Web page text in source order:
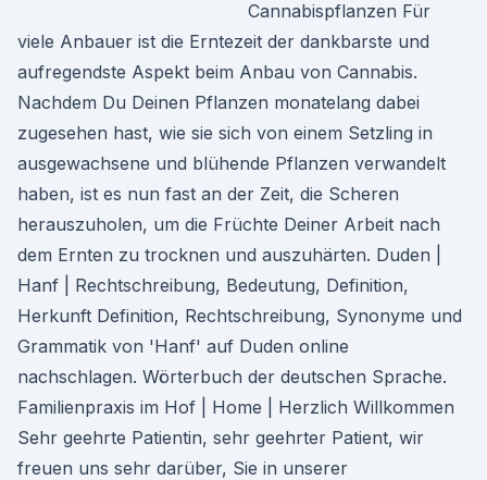
Cannabispflanzen Für
viele Anbauer ist die Erntezeit der dankbarste und
aufregendste Aspekt beim Anbau von Cannabis.
Nachdem Du Deinen Pflanzen monatelang dabei
zugesehen hast, wie sie sich von einem Setzling in
ausgewachsene und blühende Pflanzen verwandelt
haben, ist es nun fast an der Zeit, die Scheren
herauszuholen, um die Früchte Deiner Arbeit nach
dem Ernten zu trocknen und auszuhärten. Duden |
Hanf | Rechtschreibung, Bedeutung, Definition,
Herkunft Definition, Rechtschreibung, Synonyme und
Grammatik von 'Hanf' auf Duden online
nachschlagen. Wörterbuch der deutschen Sprache.
Familienpraxis im Hof | Home | Herzlich Willkommen
Sehr geehrte Patientin, sehr geehrter Patient, wir
freuen uns sehr darüber, Sie in unserer